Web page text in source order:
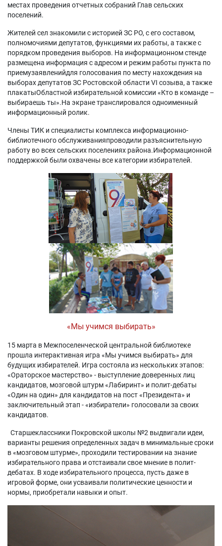
местах проведения отчетных собраний Глав сельских
поселений.
Жителей сел знакомили с историей ЗС РО, с его составом,
полномочиями депутатов, функциями их работы, а также с
порядком проведения выборов. На информационном стенде
размещена информация с адресом и режим работы пункта по
приемузаявленийдля голосования по месту нахождения на
выборах депутатов ЗС Ростовской области VI созыва, а также
плакатыОбластной избирательной комиссии «Кто в команде –
выбираешь ты».На экране транслировался одноименный
информационный ролик.
Члены ТИК и специалисты комплекса информационно-
библиотечного обслуживанияпроводили разъяснительную
работу во всех сельских поселениях района.Информационной
поддержкой были охвачены все категории избирателей.
«Мы учимся выбирать»
15 марта в Межпоселенческой центральной библиотеке
прошла интерактивная игра «Мы учимся выбирать» для
будущих избирателей. Игра состояла из нескольких этапов:
«Ораторское мастерство» - выступление доверенных лиц
кандидатов, мозговой штурм «Лабиринт» и полит-дебаты
«Один на один» для кандидатов на пост «Президента» и
заключительный этап - «избиратели» голосовали за своих
кандидатов.
Старшеклассники Покровской школы №2 выдвигали идеи,
варианты решения определенных задач в минимальные сроки
в «мозговом штурме», проходили тестировании на знание
избирательного права и отстаивали свое мнение в полит-
дебатах. В ходе избирательного процесса, пусть даже в
игровой форме, они усваивали политические ценности и
нормы, приобретали навыки и опыт.